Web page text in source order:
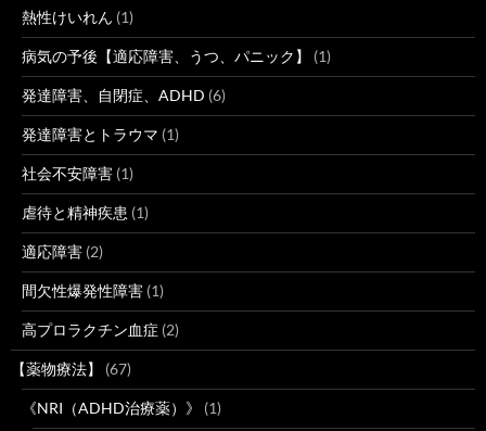
熱性けいれん (1)
病気の予後【適応障害、うつ、パニック】 (1)
発達障害、自閉症、ADHD (6)
発達障害とトラウマ (1)
社会不安障害 (1)
虐待と精神疾患 (1)
適応障害 (2)
間欠性爆発性障害 (1)
高プロラクチン血症 (2)
【薬物療法】 (67)
《NRI（ADHD治療薬）》 (1)